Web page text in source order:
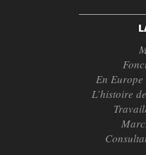
En Europe
L’histoire